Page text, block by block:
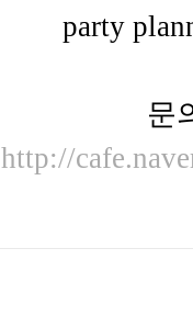
party
문
http://